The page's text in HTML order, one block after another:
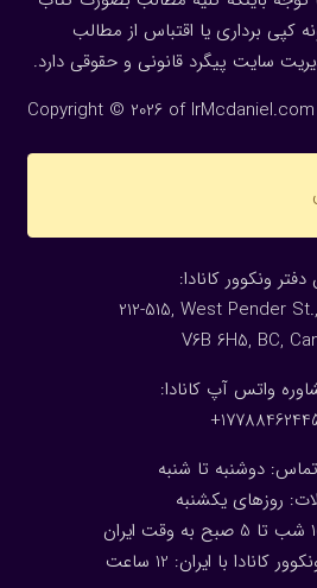
كپی برداری یا اقتباس از مطالب
سایت پیگرد قانونی و حقوقی دارد.
Copyright © 2026 of
ونکوور کانادا
212-515, West Pender
V6B 6H5, BC,
واتس آپ کانادا:
دوشنبه تا شنبه
روزهای یکشنبه
کانادا با ایران: 1 2 ساعت